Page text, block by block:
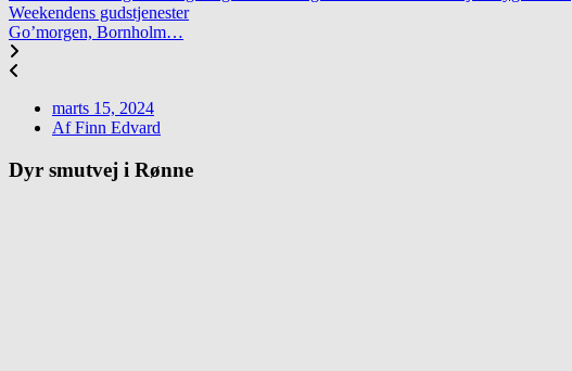
Weekendens gudstjenester
Go’morgen, Bornholm…
marts 15, 2024
AfFinn Edvard
Dyr smutvej i Rønne